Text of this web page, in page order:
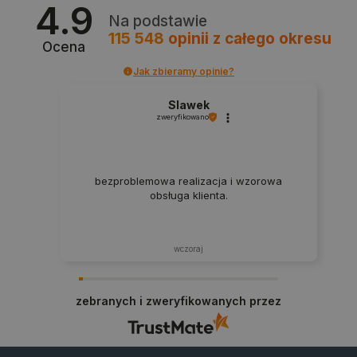
4.9
Ocena
Na podstawie
115 548 opinii z całego okresu
Jak zbieramy opinie?
Slawek
zweryfikowano
bezproblemowa realizacja i wzorowa
obsługa klienta.
wczoraj
zebranych i zweryfikowanych przez